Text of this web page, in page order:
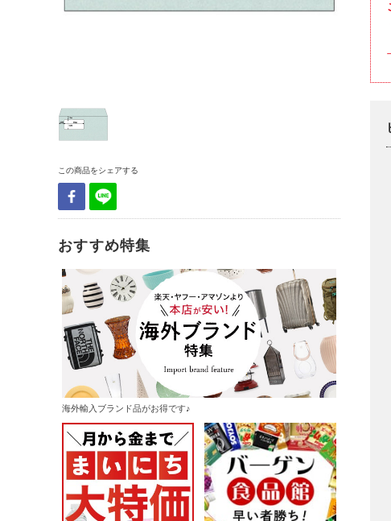
この商品をシェアする
おすすめ特集
海外輸入ブランド品がお得です♪